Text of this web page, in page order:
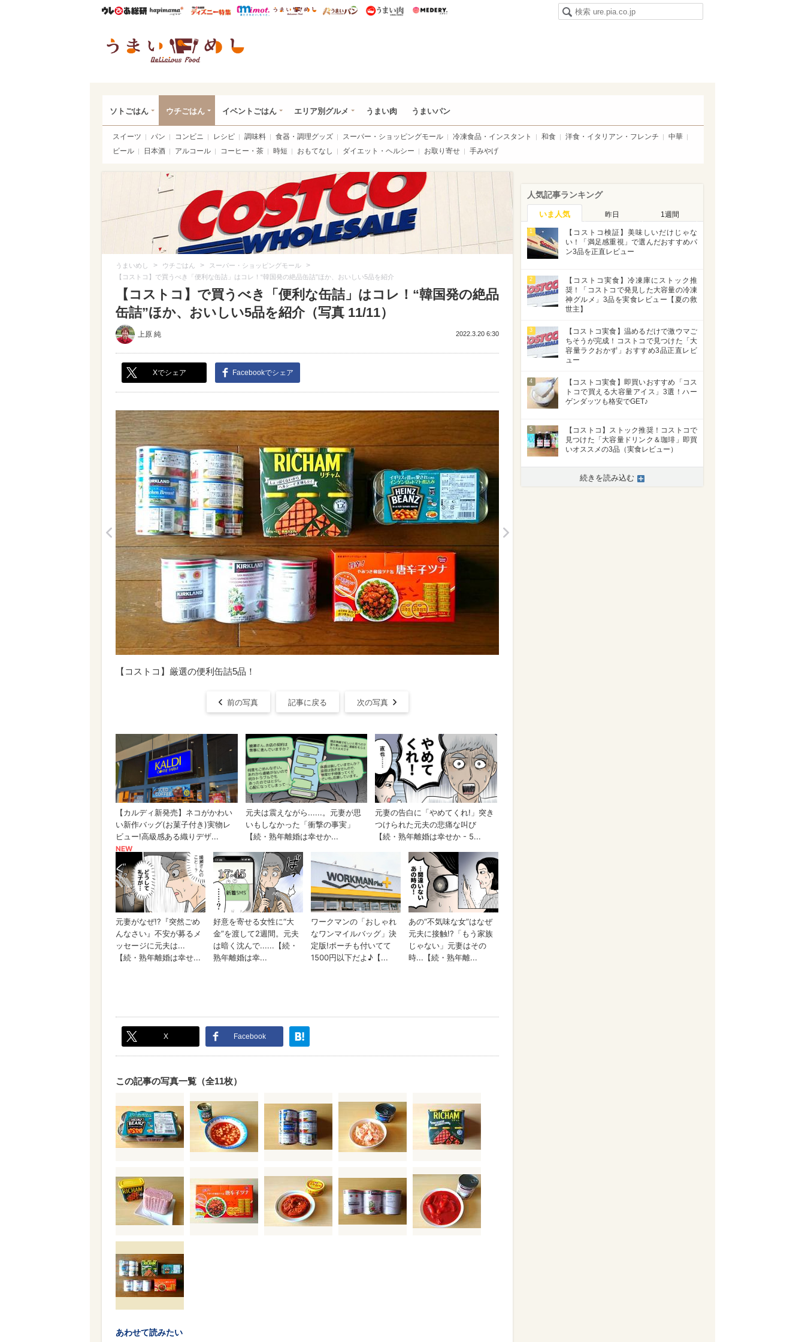
ウレぴあ総研ハピママ* ウレぴあ総研 ディズニー特集
mimot. うまいめし うまいパン うまい肉
ソトごはん ウチごはん イベントごはん エリア別グルメ うまい肉 うまいパン
スイーツ パン コンビニ レシピ 調味料 食器・調理グッズ スーパー・ショッピングモール 冷凍食品・インスタント 和食 洋食・イタリアン・フレンチ
中華
ビール
日本酒 アルコール コーヒー・茶 時短 おもてなし ダイエット・ヘルシー お取り寄せ 手みやげ
うまいめし > ウチごはん > スーパー・ショッピングモール >
【コストコ】で買うべき「便利な缶詰」はコレ！“韓国発の絶品缶詰”ほか、おいしい5品を紹介
【コストコ】で買うべき「便利な缶詰」はコレ！“韓国発の絶品
缶詰”ほか、おいしい5品を紹介（写真 11/11）
上原 純 2022.3.20 6:30
Xでシェア Facebookでシェア
【コストコ】厳選の便利缶詰5品！
前の写真 記事に戻る 次の写真
X Facebook
この記事の写真一覧（全11枚）
あわせて読みたい
人気記事ランキング
いま人気 昨日 1週間
1
【コストコ検証】美味しいだけじゃな
い！「満足感重視」で選んだおすすめパ
ン3品を正直レビュー
2
【コストコ実食】冷凍庫にストック推
奨！「コストコで発見した大容量の冷凍
神グルメ」3品を実食レビュー【夏の救
世主】
3
【コストコ実食】温めるだけで激ウマご
ちそうが完成！コストコで見つけた「大
容量ラクおかず」おすすめ3品正直レビ
ュー
4
【コストコ実食】即買いおすすめ「コス
トコで買える大容量アイス」3選！ハー
ゲンダッツも格安でGET♪
5
【コストコ】ストック推奨！コストコで
見つけた「大容量ドリンク＆珈琲」即買
いオススメの3品（実食レビュー）
続きを読み込む